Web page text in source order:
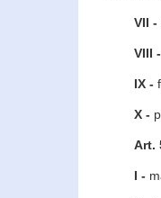
VII -
VIII -
IX -
X -
Art.
I -